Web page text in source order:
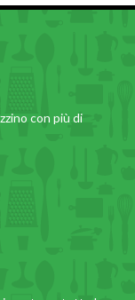
con più di